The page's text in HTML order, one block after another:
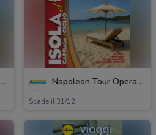
Napoleon Tour Operator Napoleon Tour Operator
Scade il 31/12